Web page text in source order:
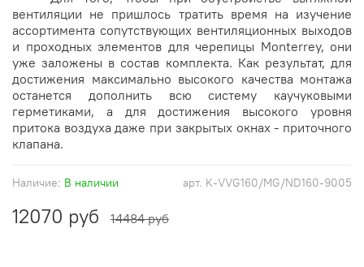
арт. K-VVG160/MG/ND160-9005
Наличие: В наличии
12070 руб 14484 руб
вентиляции не пришлось тратить время на изучение
ассортимента сопутствующих вентиляционных выходов
и проходных элементов для черепицы Monterrey, они
уже заложены в состав комплекта. Как результат, для
достижения максимально высокого качества монтажа
останется дополнить всю систему каучуковыми
герметиками, а для достижения высокого уровня
притока воздуха даже при закрытых окнах - приточного
клапана.